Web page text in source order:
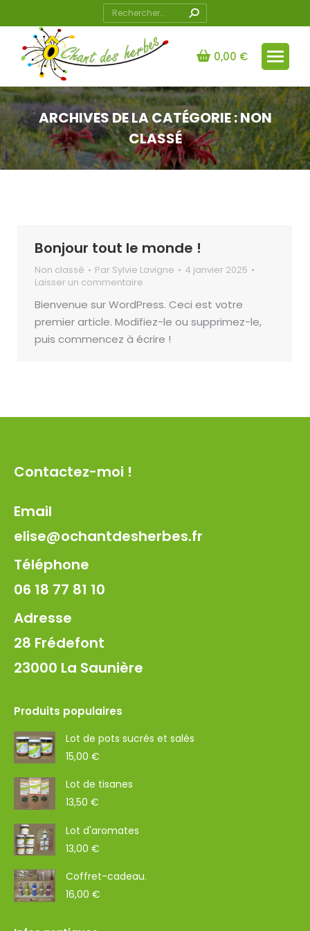
Recherche
:
0,00 €
ARCHIVES DE LA CATÉGORIE :NON
CLASSÉ
Vous êtes ici :
Bonjour tout le monde !
Non classé Par Sylvie Lavigne
4 janvier 2025
Laisser un commentaire
Bienvenue sur WordPress. Ceci est votre
premier article. Modifiez-le ou supprimez-le,
puis commencez à écrire !
Contactez-moi !
Email
elise@ochantdesherbes.fr
Téléphone
06 18 77 81 10
Adresse
28 Frédefont
23000 La Saunière
Produits populaires
Lot de pots sucrés et salés
15,00 €
Lot de tisanes
13,50 €
Lot d'aromates
13,00 €
Coffret-cadeau.
16,00 €